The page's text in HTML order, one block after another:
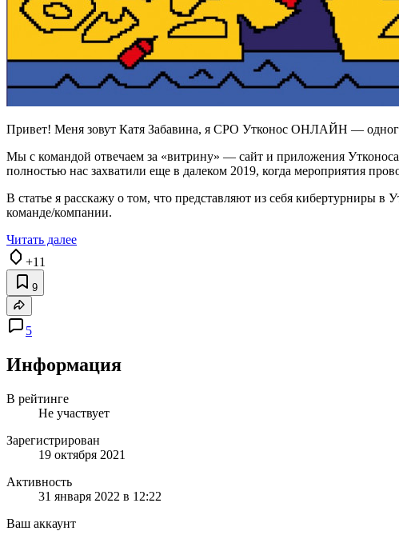
Привет! Меня зовут Катя Забавина, я CPO Утконос ОНЛАЙН —
Мы с командой отвечаем за «витрину» — сайт и приложения
полностью нас захватили еще в далеком 2019, когда мероприятия
В статье я расскажу о том, что представляют из себя кибертурниры
команде/компании.
Читать далее
+11
9
5
Информация
В рейтинге
Не участвует
Зарегистрирован
19 октября 2021
Активность
31 января 2022 в 12:22
Ваш аккаунт